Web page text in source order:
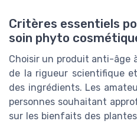
Critères essentiels
soin phyto
Choisir un produit anti-âge
de la rigueur scientifique
des ingrédients. Les
personnes souhaitant
sur les bienfaits des